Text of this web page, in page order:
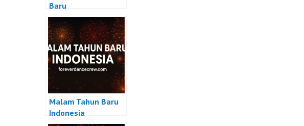
Baru
Malam Tahun Baru
Indonesia